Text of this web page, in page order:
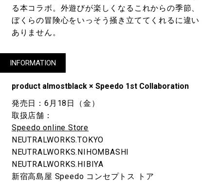
る本コラボ。外遊びが楽しくなるこれからの季節、
ぼくらの冒険心をいっそう掻き立ててくれるに違い
ありません。
INFORMATION
product almostblack × Speedo 1st Collaboration
発売日：6月18日（金）
取扱店舗：
Speedo online Store
NEUTRALWORKS.TOKYO
NEUTRALWORKS.NIHOMBASHI
NEUTRALWORKS.HIBIYA
新宿高島屋 Speedo コンセプトス トア